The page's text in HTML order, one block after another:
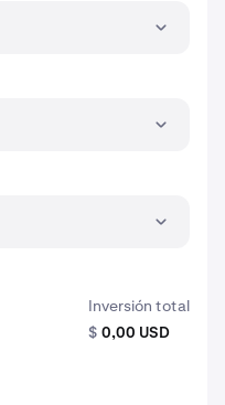
Inversión total
$ 0,00 USD